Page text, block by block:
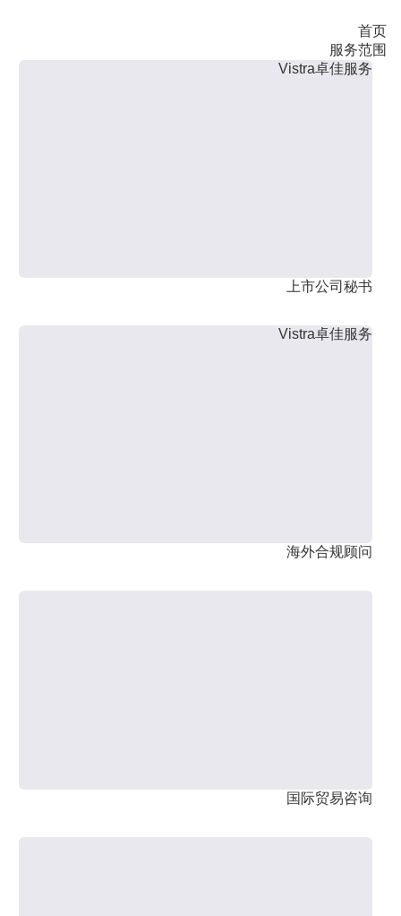
首页
服务范围
Vistra卓佳服务
上市公司秘书
Vistra卓佳服务
海外合规顾问
国际贸易咨询